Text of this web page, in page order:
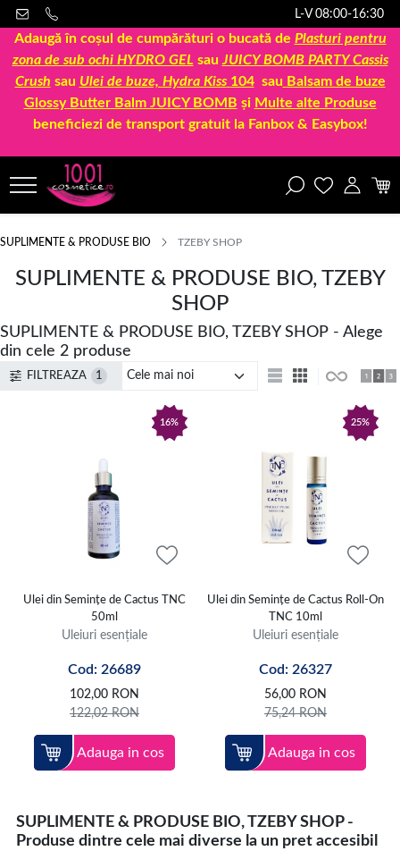
L-V 08:00-16:30
Adaugă în coșul de cumpărături o bucată de Plasturi pentru
zona de sub ochi HYDRO GEL sau JUICY BOMB PARTY Cassis
Crush sau Ulei de buze, Hydra Kiss 104sau Balsam de buze
Glossy Butter Balm JUICY BOMB și Multe alte Produse
beneficiezi de transport gratuit la Fanbox & Easybox!
SUPLIMENTE & PRODUSE BIO TZEBY SHOP
SUPLIMENTE & PRODUSE BIO, TZEBY
SHOP
SUPLIMENTE & PRODUSE BIO, TZEBY SHOP - Alege
din cele 2 produse
FILTREAZA 1
16%
Ulei din Semințe de Cactus TNC
50ml
Uleiuri esențiale
Cod: 26689
102,00 RON
122,02RON
Adauga in cos
25%
Ulei din Semințe de Cactus Roll-On
TNC 10ml
Uleiuri esențiale
Cod: 26327
56,00 RON
75,24RON
Adauga in cos
SUPLIMENTE & PRODUSE BIO, TZEBY SHOP -
Produse dintre cele mai diverse la un pret accesibil